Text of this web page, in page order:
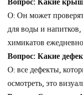
О: Он может
для воды и напитков,
химикатов
Вопрос: Какие
О: все дефекты,
осмотреть, это